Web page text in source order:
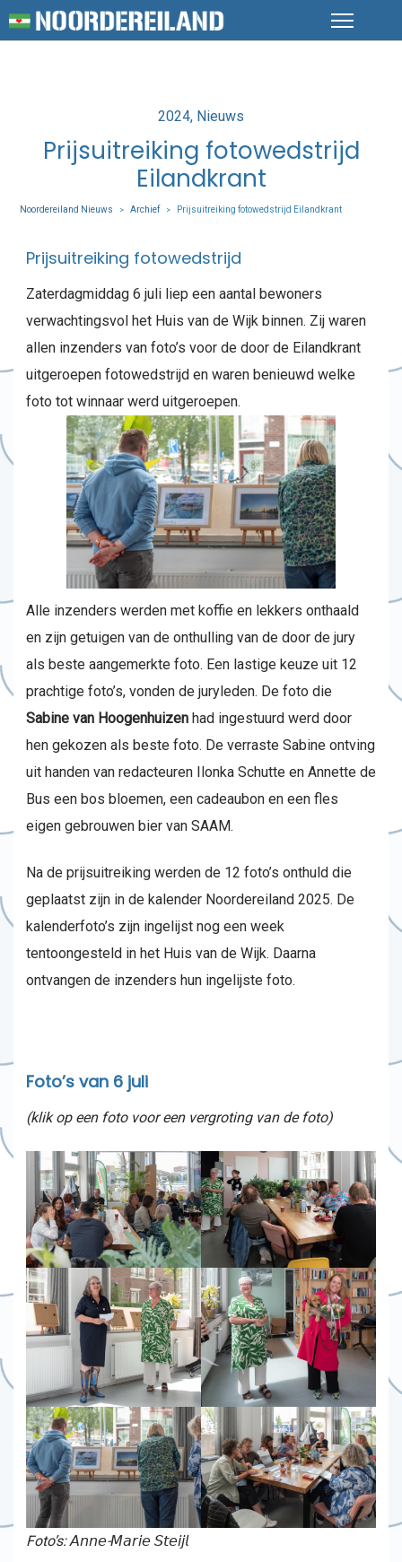
Posted
in
2024 Nieuws
Prijsuitreiking fotowedstrijd
Eilandkrant
Noordereiland Nieuws > Archief > Prijsuitreiking fotowedstrijd Eilandkrant
Prijsuitreiking fotowedstrijd
Zaterdagmiddag 6 juli liep een aantal bewoners
verwachtingsvol het Huis van de Wijk binnen. Zij waren
allen inzenders van foto’s voor de door de Eilandkrant
uitgeroepen fotowedstrijd en waren benieuwd welke
foto tot winnaar werd uitgeroepen.
Alle inzenders werden met koffie en lekkers onthaald
en zijn getuigen van de onthulling van de door de jury
als beste aangemerkte foto. Een lastige keuze uit 12
prachtige foto’s, vonden de juryleden. De foto die
Sabine van Hoogenhuizen had ingestuurd werd door
hen gekozen als beste foto. De verraste Sabine ontving
uit handen van redacteuren Ilonka Schutte en Annette de
Bus een bos bloemen, een cadeaubon en een fles
eigen gebrouwen bier van SAAM.
Na de prijsuitreiking werden de 12 foto’s onthuld die
geplaatst zijn in de kalender Noordereiland 2025. De
kalenderfoto’s zijn ingelijst nog een week
tentoongesteld in het Huis van de Wijk. Daarna
ontvangen de inzenders hun ingelijste foto.
Foto’s van 6 juli
(klik op een foto voor een vergroting van de foto)
Foto’s: 𝘈𝘯𝘯𝘦-𝘔𝘢𝘳𝘪𝘦 𝘚𝘵𝘦𝘪𝘫𝘭